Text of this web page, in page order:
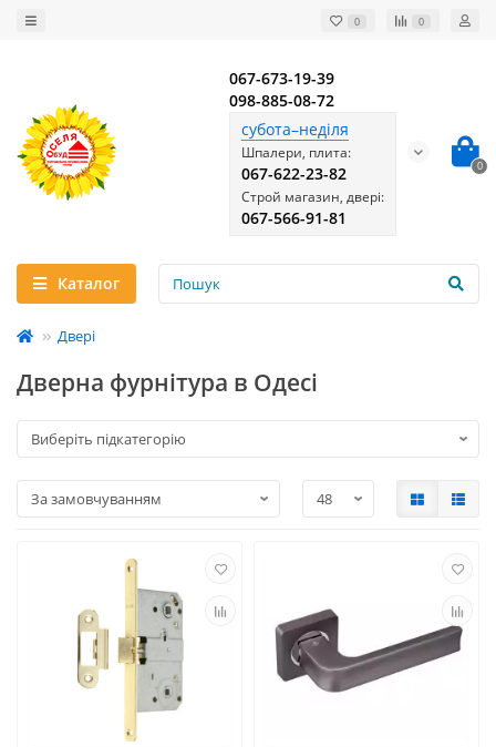
0 0
067-673-19-39
098-885-08-72
субота–неділя
Шпалери, плита:
067-622-23-82
Строй магазин, двері:
067-566-91-81
0
Каталог
Двері
Дверна фурнітура в Одесі